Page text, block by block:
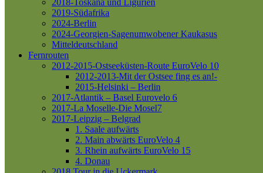
2019-Südafrika
2024-Berlin
2024-Georgien-Sagenumwobener Kaukasus
Mitteldeutschland
Fernrouten
2012-2015-Ostseeküsten-Route EuroVelo 10
2012-2013-Mit der Ostsee fing es an!-
2015-Helsinki – Berlin
2017-Atlantik – Basel Eurovelo 6
2017-La Moselle-Die Mosel7
2017-Leipzig – Belgrad
1. Saale aufwärts
2. Main abwärts EuroVelo 4
3. Rhein aufwärts EuroVelo 15
4. Donau